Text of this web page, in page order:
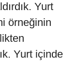
Yurt
örneğinin
Yurt içinde